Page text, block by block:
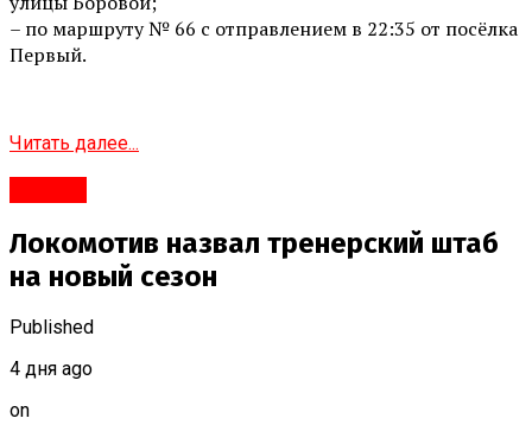
– по маршруту № 66 с отправлением в 22:35 от посёлка
Первый.
Читать далее...
Локомотив назвал тренерский штаб
на новый сезон
Published
4 дня ago
on